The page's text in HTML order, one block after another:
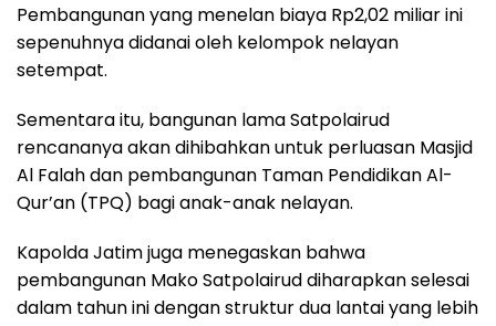
Pembangunan yang menelan biaya Rp2,02 miliar ini
sepenuhnya didanai oleh kelompok nelayan
setempat.
Sementara itu, bangunan lama Satpolairud
rencananya akan dihibahkan untuk perluasan Masjid
Al Falah dan pembangunan Taman Pendidikan Al-
Qur’an (TPQ) bagi anak-anak nelayan.
Kapolda Jatim juga menegaskan bahwa
pembangunan Mako Satpolairud diharapkan selesai
dalam tahun ini dengan struktur dua lantai yang lebih